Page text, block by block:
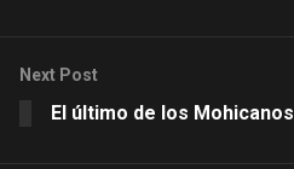
Next Post
El último de los Mohicanos